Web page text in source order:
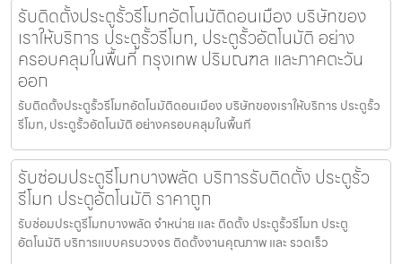
รับติดตั้งประตูรั้วรีโมทอัตโนมัติดอนเมือง บริษัทของ
เราให้บริการ ประตูรั้วรีโมท, ประตูรั้วอัตโนมัติ อย่าง
ครอบคลุมในพื้นที่ กรุงเทพ ปริมณฑล และภาคตะวัน
ออก
รับติดตั้งประตูรั้วรีโมทอัตโนมัติดอนเมือง บริษัทของเราให้บริการ ประตูรั้ว
รีโมท, ประตูรั้วอัตโนมัติ อย่างครอบคลุมในพื้นที
รับซ่อมประตูรีโมทบางพลัด บริการรับติดตั้ง ประตูรั้ว
รีโมท ประตูอัตโนมัติ ราคาถูก
รับซ่อมประตูรีโมทบางพลัด จำหน่าย และ ติดตั้ง ประตูรั้วรีโมท ประตู
อัตโนมัติ บริการแบบครบวงจร ติดตั้งงานคุณภาพ และ รวดเร็ว